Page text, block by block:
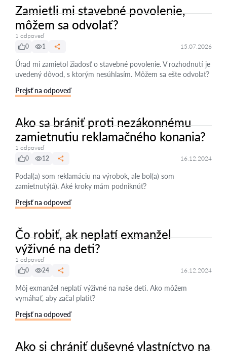
Zamietli mi stavebné povolenie,
môžem sa odvolať?
1 odpoveď
0
1 15.07.2026
Úrad mi zamietol žiadosť o stavebné povolenie. V rozhodnutí je
uvedený dôvod, s ktorým nesúhlasím. Môžem sa ešte odvolať?
Prejsť na odpoveď
Ako sa brániť proti nezákonnému
zamietnutiu reklamačného konania?
1 odpoveď
0
12 16.12.2024
Podal(a) som reklamáciu na výrobok, ale bol(a) som
zamietnutý(á). Aké kroky mám podniknúť?
Prejsť na odpoveď
Čo robiť, ak neplatí exmanžel
výživné na deti?
1 odpoveď
0
24 16.12.2024
Môj exmanžel neplatí výživné na naše deti. Ako môžem
vymáhať, aby začal platiť?
Prejsť na odpoveď
Ako si chrániť duševné vlastníctvo na